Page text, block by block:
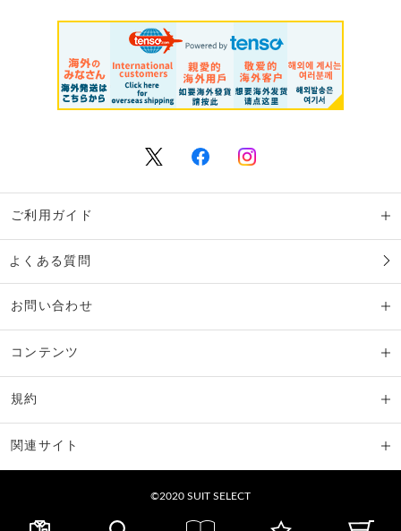
ご利用ガイド
よくある質問
お問い合わせ
コンテンツ
規約
関連サイト
©2020 SUIT SELECT